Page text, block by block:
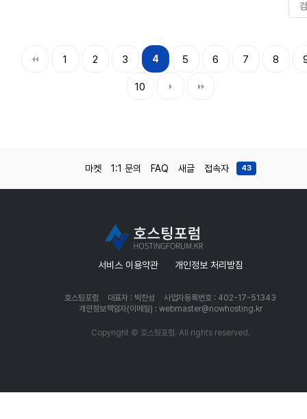
1 2 3 4 5 6 7 8
10
마켓 1:1 문의 FAQ 새글 접속자 43
서비스 이용약관 개인정보 처리방침
호스팅포럼 대표자 : 박찬성
사업자등록번호 : 402-17-51343
개인정보책임자(이메일) : webmaster@nowhosting.kr
Copyright © 호스팅포럼. All rights reserved.